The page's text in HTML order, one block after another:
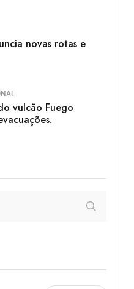
novas rotas e
vulcão Fuego